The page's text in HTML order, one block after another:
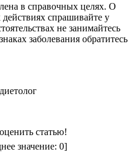
в справочных целях. О
спрашивайте у
не занимайтесь
заболевания обратитесь
статью!
значение: 0]